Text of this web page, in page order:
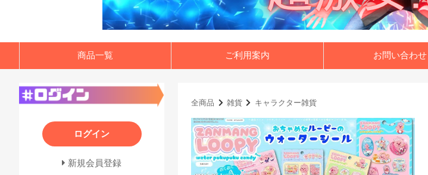
商品一覧 ご利用案内 お問い合わせ
全商品 雑貨 キャラクター雑貨
ログイン
新規会員登録